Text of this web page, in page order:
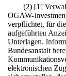
(2) [1]
OGAW-
verpflichtet, für
aufgeführten
Unterlagen,
Bundesanstalt
elektronischen